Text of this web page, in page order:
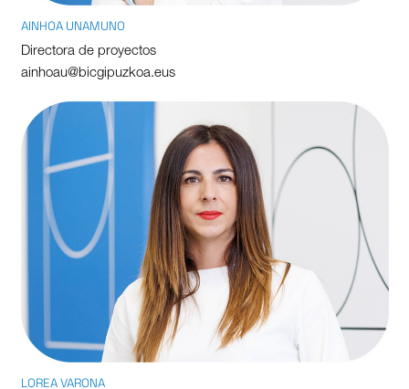
AINHOA UNAMUNO
Directora de proyectos
ainhoau@bicgipuzkoa.eus
LOREA VARONA